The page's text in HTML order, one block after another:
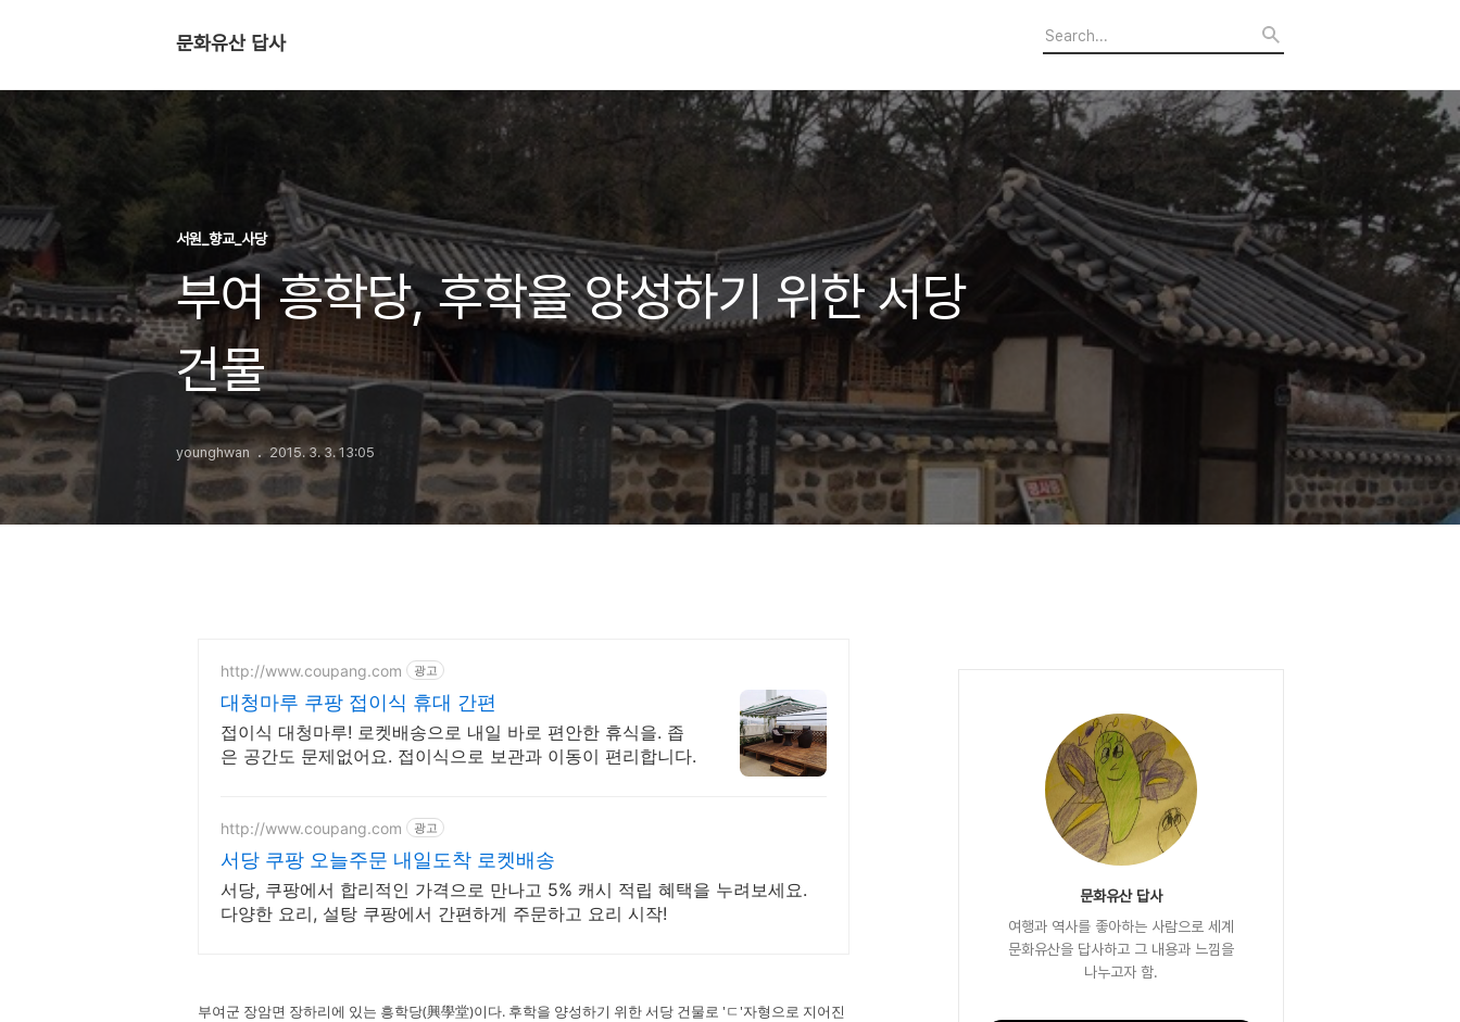
문화유산 답사
서원_향교_사당
부여 흥학당, 후학을 양성하기 위한 서당
건물
younghwan 2015. 3. 3. 13:05
http://www.coupang.com 광고
대청마루 쿠팡 접이식 휴대 간편
접이식 대청마루! 로켓배송으로 내일 바로 편안한 휴식을. 좁
은 공간도 문제없어요. 접이식으로 보관과 이동이 편리합니다.
http://www.coupang.com 광고
서당 쿠팡 오늘주문 내일도착 로켓배송
서당, 쿠팡에서 합리적인 가격으로 만나고 5% 캐시 적립 혜택을 누려보세요.
다양한 요리, 설탕 쿠팡에서 간편하게 주문하고 요리 시작!
부여군 장암면 장하리에 있는 흥학당(興學堂)이다. 후학을 양성하기 위한 서당 건물로 'ㄷ'자형으로 지어진
문화유산 답사
여행과 역사를 좋아하는 사람으로 세계
문화유산을 답사하고 그 내용과 느낌을
나누고자 함.